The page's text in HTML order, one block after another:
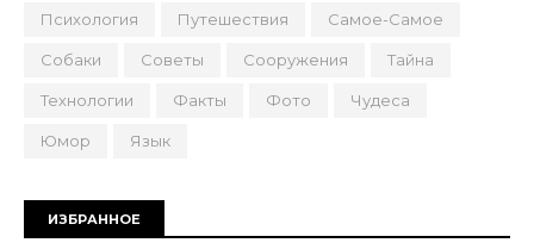
Психология Путешествия Самое-Самое
Собаки Советы Сооружения Тайна
Технологии Факты Фото Чудеса
Юмор Язык
ИЗБРАННОЕ